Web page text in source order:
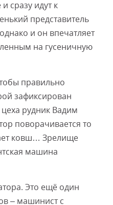
сразу идут к
представитель
и он впечатляет
на гусеничную
правильно
зафиксирован
рудник Вадим
поворачивается то
ковш… Зрелище
машина
Это ещё один
– машинист с